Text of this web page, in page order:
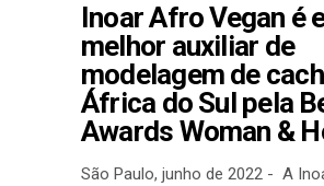
Inoar Afro Vegan é
melhor auxiliar de
modelagem de
África do Sul pela
Awards Woman &
São Paulo, junho de 2022 - A